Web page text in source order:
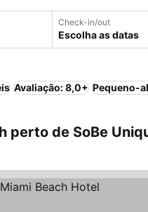
Check-in/out
Escolha as datas
Avaliação: 8,0+ Pequeno-
perto de SoBe